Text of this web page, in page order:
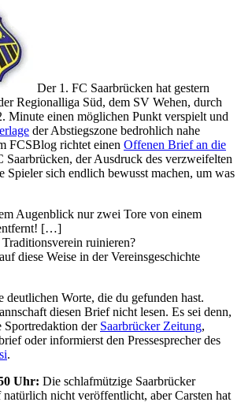
Der 1. FC Saarbrücken hat gestern
Regionalliga Süd, dem SV Wehen, durch
Minute einen möglichen Punkt verspielt und
der Abstiegszone bedrohlich nahe
FCSBlog richtet einen Offenen Brief an die
Saarbrücken, der Ausdruck des verzweifelten
Spieler sich endlich bewusst machen, um was
Augenblick nur zwei Tore von einem
[…]
ruinieren?
diese Weise in der Vereinsgeschichte
deutlichen Worte, die du gefunden hast.
diesen Brief nicht lesen. Es sei denn,
Sportredaktion der Saarbrücker Zeitung,
oder informierst den Pressesprecher des
.
Uhr: Die schlafmützige Saarbrücker
nicht veröffentlicht, aber Carsten hat